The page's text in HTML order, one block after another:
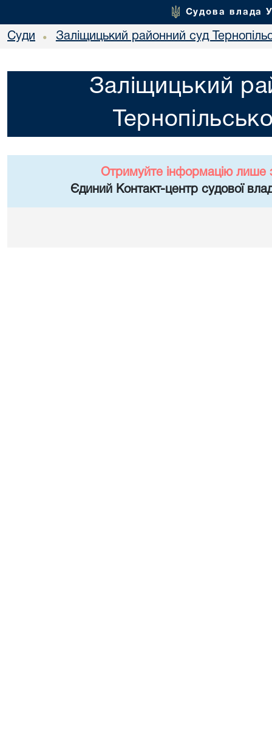
Судова влада
Суди • Заліщицький районний суд
Заліщицький
Отримуйте інформацію лише
Єдиний Контакт-центр судової